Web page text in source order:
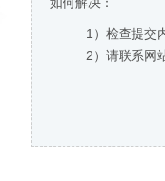
1）检查提交
2）请联系网